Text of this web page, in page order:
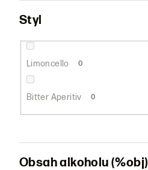
Styl
Limoncello 0
Bitter Aperitiv 0
Obsah alkoholu (%obj)